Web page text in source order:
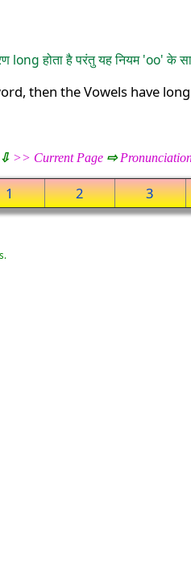
long होता है परंतु यह नियम 'oo' के
then the Vowels have
⇩>> Current Page ⇨
1 2 3